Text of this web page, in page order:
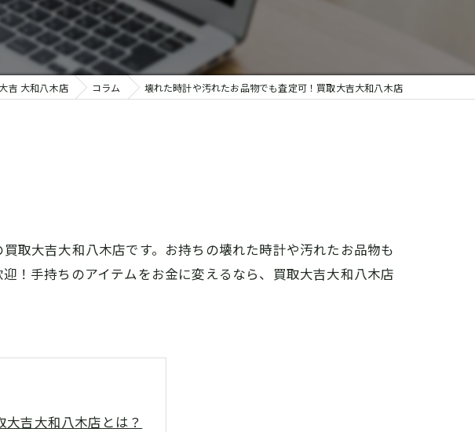
時計
金
吉 大和八木店 コラム 壊れた時計や汚れたお品物でも査定可！買取大吉大和八木店
取大吉大和八木店です。お持ちの壊れた時計や汚れたお品物も
！手持ちのアイテムをお金に変えるなら、買取大吉大和八木店
吉大和八木店とは？